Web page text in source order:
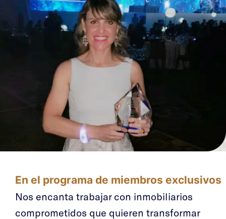
En el programa de miembros exclusivos
Nos encanta trabajar con inmobiliarios
comprometidos que quieren transformar